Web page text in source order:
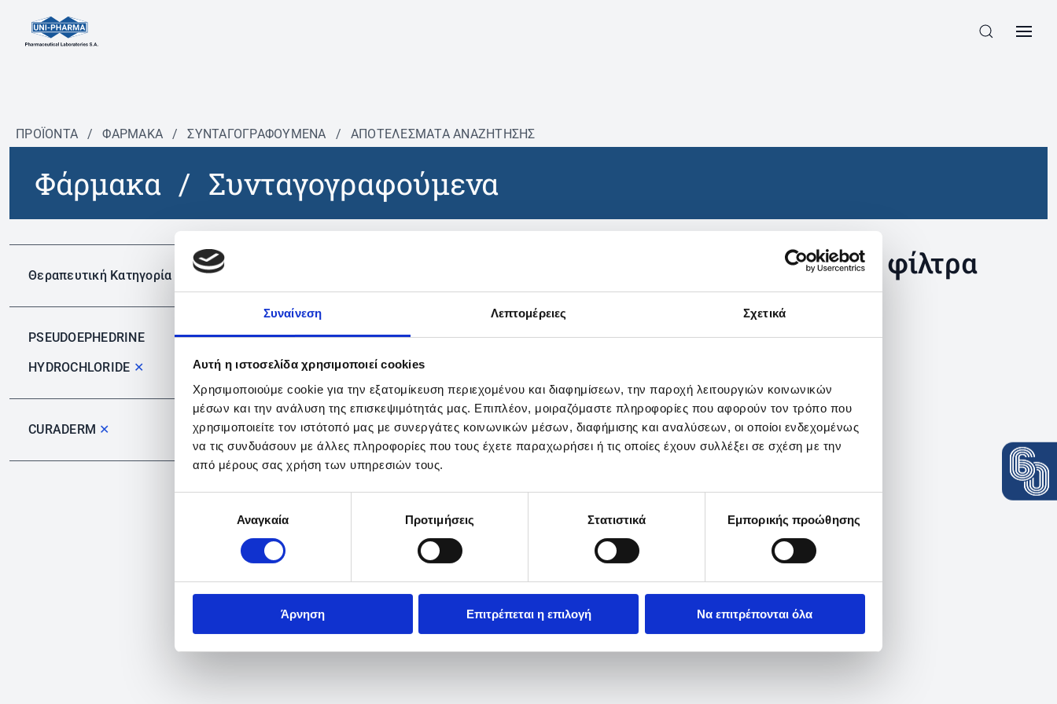
Συναίνεση Λεπτομέρειες Σχετικά
Αυτή η ιστοσελίδα χρησιμοποιεί cookies
Χρησιμοποιούμε cookie για την εξατομίκευση περιεχομένου και διαφημίσεων, την παροχή λειτουργιών κοινωνικών
μέσων και την ανάλυση της επισκεψιμότητάς μας. Επιπλέον, μοιραζόμαστε πληροφορίες που αφορούν τον τρόπο που
χρησιμοποιείτε τον ιστότοπό μας με συνεργάτες κοινωνικών μέσων, διαφήμισης και αναλύσεων, οι οποίοι ενδεχομένως
να τις συνδυάσουν με άλλες πληροφορίες που τους έχετε παραχωρήσει ή τις οποίες έχουν συλλέξει σε σχέση με την
από μέρους σας χρήση των υπηρεσιών τους.
συγκατάθεσηςΑναγκαία Προτιμήσεις Στατιστικά Εμπορικής προώθησης
Άρνηση Επιτρέπεται η επιλογή Να επιτρέπονται όλα
ΠΡΟΪΟΝΤΑ / ΦΆΡΜΑΚΑ / ΣΥΝΤΑΓΟΓΡΑΦΟΎΜΕΝΑ / ΑΠΟΤΕΛΕΣΜΑΤΑ ΑΝΑΖΗΤΗΣΗΣ
Φάρμακα / Συνταγογραφούμενα
Θεραπευτική Κατηγορία
PSEUDOEPHEDRINE
HYDROCHLORIDE ✕
CURADERM ✕
Δεν βρέθηκαν προϊόντα με τα συγκεκριμένα φίλτρα